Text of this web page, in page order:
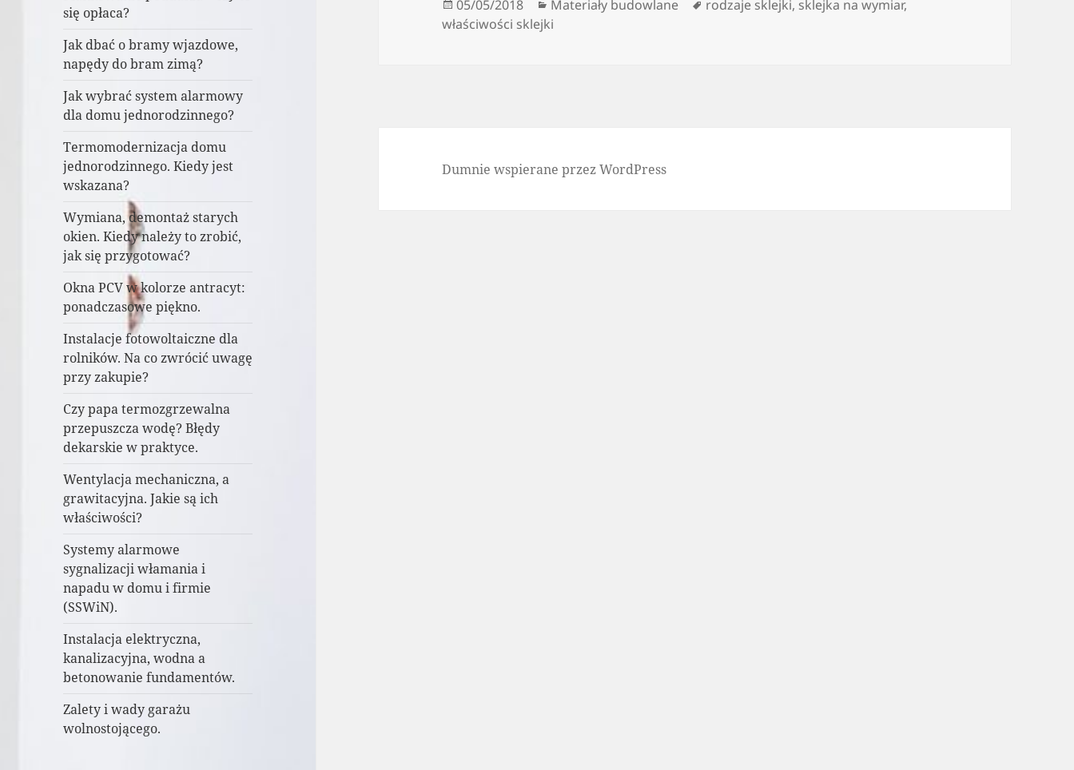
się opłaca?
Jak dbać o bramy wjazdowe,
napędy do bram zimą?
Jak wybrać system alarmowy
dla domu jednorodzinnego?
Termomodernizacja domu
jednorodzinnego. Kiedy jest
wskazana?
Wymiana, demontaż starych
okien. Kiedy należy to zrobić,
jak się przygotować?
Okna PCV w kolorze antracyt:
ponadczasowe piękno.
Instalacje fotowoltaiczne dla
rolników. Na co zwrócić uwagę
przy zakupie?
Czy papa termozgrzewalna
przepuszcza wodę? Błędy
dekarskie w praktyce.
Wentylacja mechaniczna, a
grawitacyjna. Jakie są ich
właściwości?
Systemy alarmowe
sygnalizacji włamania i
napadu w domu i firmie
(SSWiN).
Instalacja elektryczna,
kanalizacyjna, wodna a
betonowanie fundamentów.
Zalety i wady garażu
wolnostojącego.
Data
publikacji
05/05/2018 Kategorie
Materiały budowlane Tagi
rodzaje sklejki, sklejka na wymiar,
właściwości sklejki
Dumnie wspierane przez WordPress